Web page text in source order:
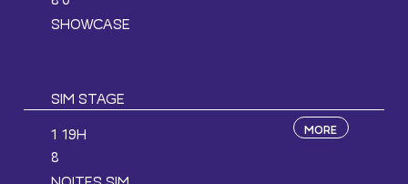
SHOWCASE
SIM STAGE
1
8
19H MORE
NOITES SIM